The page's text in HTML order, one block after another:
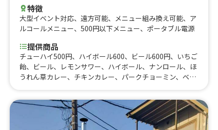
特徴
大型イベント対応、 遠方可能、 メニュー組み換え可能、 ア
ルコールメニュー、 500円以下メニュー、 ポータブル電源
提供商品
チューハイ500円、ハイボール600、ビール600円、いちご
飴、ビール、レモンサワー、ハイボール、ナンロール、ほ
うれん草カレー、チキンカレー、パークチョーミン、ベジ
ギ、プルコギ、ヤンニョム餃子、ビビンバ、具材たっぷり
キンパ、牛ロース丼、仙台牛タン丼、牛重